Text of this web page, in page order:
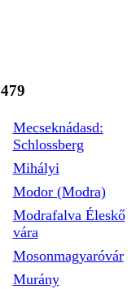
479
Mecseknádasd:
Schlossberg
Mihályi
Modor (Modra)
Modrafalva Éleskő
vára
Mosonmagyaróvár
Murány